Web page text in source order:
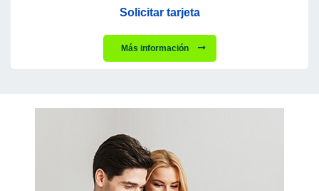
Solicitar tarjeta
Más información